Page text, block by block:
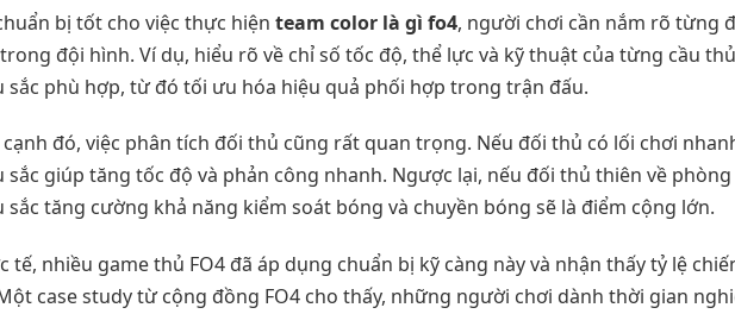
bị tốt cho việc thực hiện team color là gì fo4, người chơi cần nắm rõ từng
đội hình. Ví dụ, hiểu rõ về chỉ số tốc độ, thể lực và kỹ thuật của từng cầu
sắc phù hợp, từ đó tối ưu hóa hiệu quả phối hợp trong trận đấu.
cạnh đó, việc phân tích đối thủ cũng rất quan trọng. Nếu đối thủ có lối chơi
sắc giúp tăng tốc độ và phản công nhanh. Ngược lại, nếu đối thủ thiên về
sắc tăng cường khả năng kiểm soát bóng và chuyền bóng sẽ là điểm cộng lớn.
tế, nhiều game thủ FO4 đã áp dụng chuẩn bị kỹ càng này và nhận thấy tỷ lệ
case study từ cộng đồng FO4 cho thấy, những người chơi dành thời gian